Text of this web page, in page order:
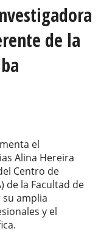
de la
el
Alina Hereira
Centro de
de la Facultad de
amplia
y el